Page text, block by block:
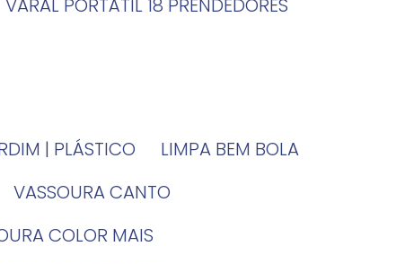
VARAL PORTÁTIL 18 PRENDEDORES
| PLÁSTICO
LIMPA BEM BOLA
VASSOURA CANTO
COLOR MAIS